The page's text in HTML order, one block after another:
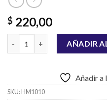
$ 220,00
ESCOFINA PLANA DE 8"
AÑADIR
Añadir a
SKU:HM1010